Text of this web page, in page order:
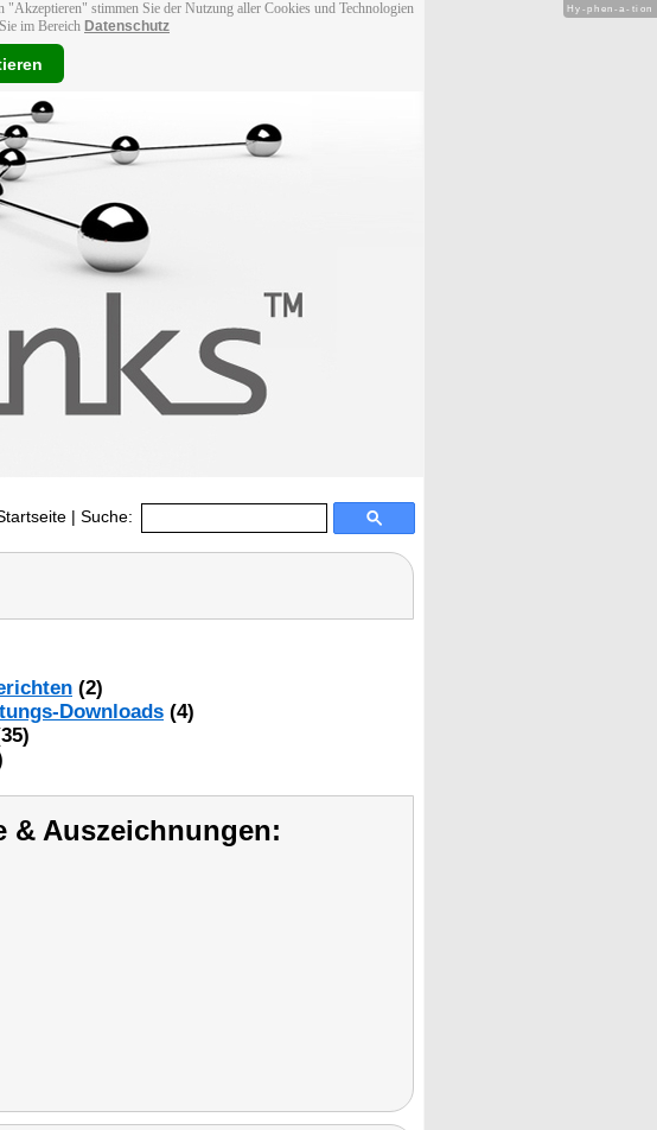
stimmen Sie der Nutzung aller Cookies und Technologien
im Bereich Datenschutz
| Suche:
(2)
Downloads (4)
& Auszeichnungen:
Hy-phen-a-tion